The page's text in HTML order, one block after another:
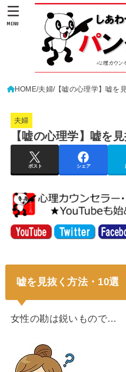
MENU
HOME 夫婦 【嘘の心理学】嘘を
夫婦
【嘘の心理学】嘘を
ポスト シェア
嘘を見抜く方法・10選
女性の勘は鋭いもので…